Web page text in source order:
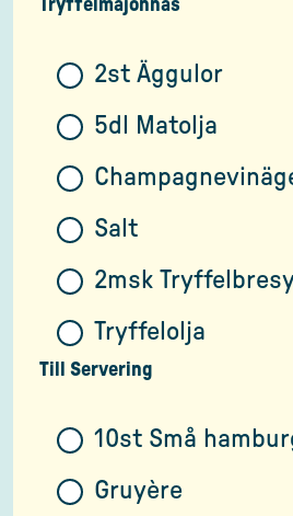
Tryffelmajonnäs
2st Äggulor
5dl Matolja
Salt
2msk
Tryffelolja
Till Servering
10st Små
Gruyère